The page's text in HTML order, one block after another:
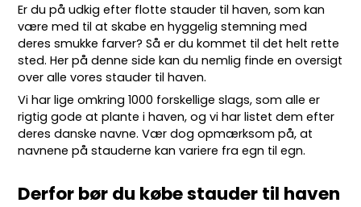
Er du på udkig efter flottestauder til haven, som kan
være med til at skabe en hyggelig stemning med
deres smukke farver? Så er du kommet til det helt rette
sted. Her på denne side kan du nemlig finde en oversigt
over alle vores stauder til haven.
Vi har lige omkring 1000 forskellige slags, som alle er
rigtig gode at plante i haven, og vi har listet dem efter
deres danske navne. Vær dog opmærksom på, at
navnene på stauderne kan variere fra egn til egn.
Derfor bør du købe stauder til haven